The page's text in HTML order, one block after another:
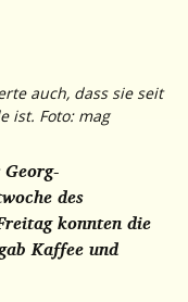
auch, dass sie seit
ist. Foto: mag
des
konnten die
Kaffee und